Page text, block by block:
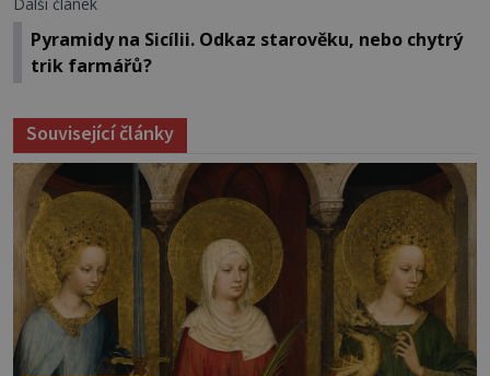
Pyramidy na Sicílii. Odkaz starověku, nebo chytrý
trik farmářů?
Související články